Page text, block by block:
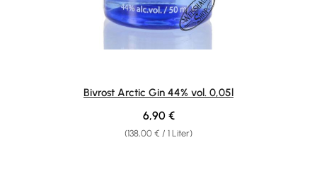
Bivrost Arctic Gin 44% vol. 0,05l
(138,00 € / 1 Liter)
Regulärer Preis:
6,90 €